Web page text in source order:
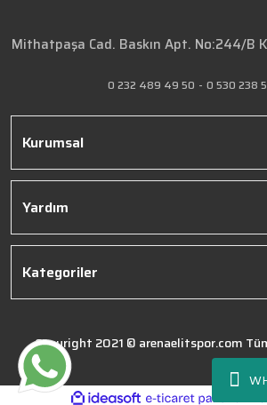
Mithatpaşa Cad. Baskın Apt. No:244/B
0 232 489 49 50 - 0 530 238
Kurumsal
Yardım
Kategoriler
Copyright 2021 © arenaelitspor.com
ideasoft